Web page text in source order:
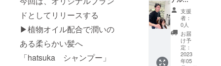
ドとしてリリースする
▶︎植物オイル配合で潤いの
ある柔らかい髪へ
「hatsuka シャンプー」
で、落
ち着き
あるま
とまる
髪へ ・
hatsuk
HONEY
48,300
円円
（税
込）
シャン
プート
リート
メント
質改
善 6回
コー
ス
(カット
髪質改
善カ
ラー ：
支援
者：
0人
お届
け予
定：
2023
年05